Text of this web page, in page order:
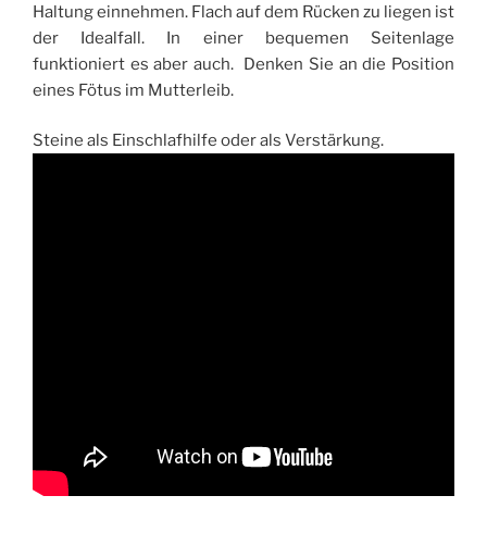
Haltung einnehmen. Flach auf dem Rücken zu liegen ist
der Idealfall. In einer bequemen Seitenlage
funktioniert es aber auch. Denken Sie an die Position
eines Fötus im Mutterleib.
Steine als Einschlafhilfe oder als Verstärkung.